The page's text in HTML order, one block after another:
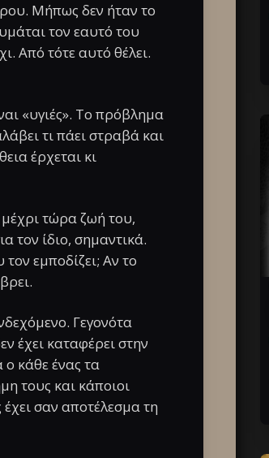
Μήπως δεν ήταν το
τον εαυτό του
Από τότε αυτό θέλει.
«υγιές». Το πρόβλημα
τι πάει στραβά και
έρχεται κι
τώρα ζωή του,
τον ίδιο, σημαντικά.
τον εμποδίζει; Αν το
Γεγονότα
έχει καταφέρει στην
κάθε ένας τα
τους και κάποιοι
σαν αποτέλεσμα τη